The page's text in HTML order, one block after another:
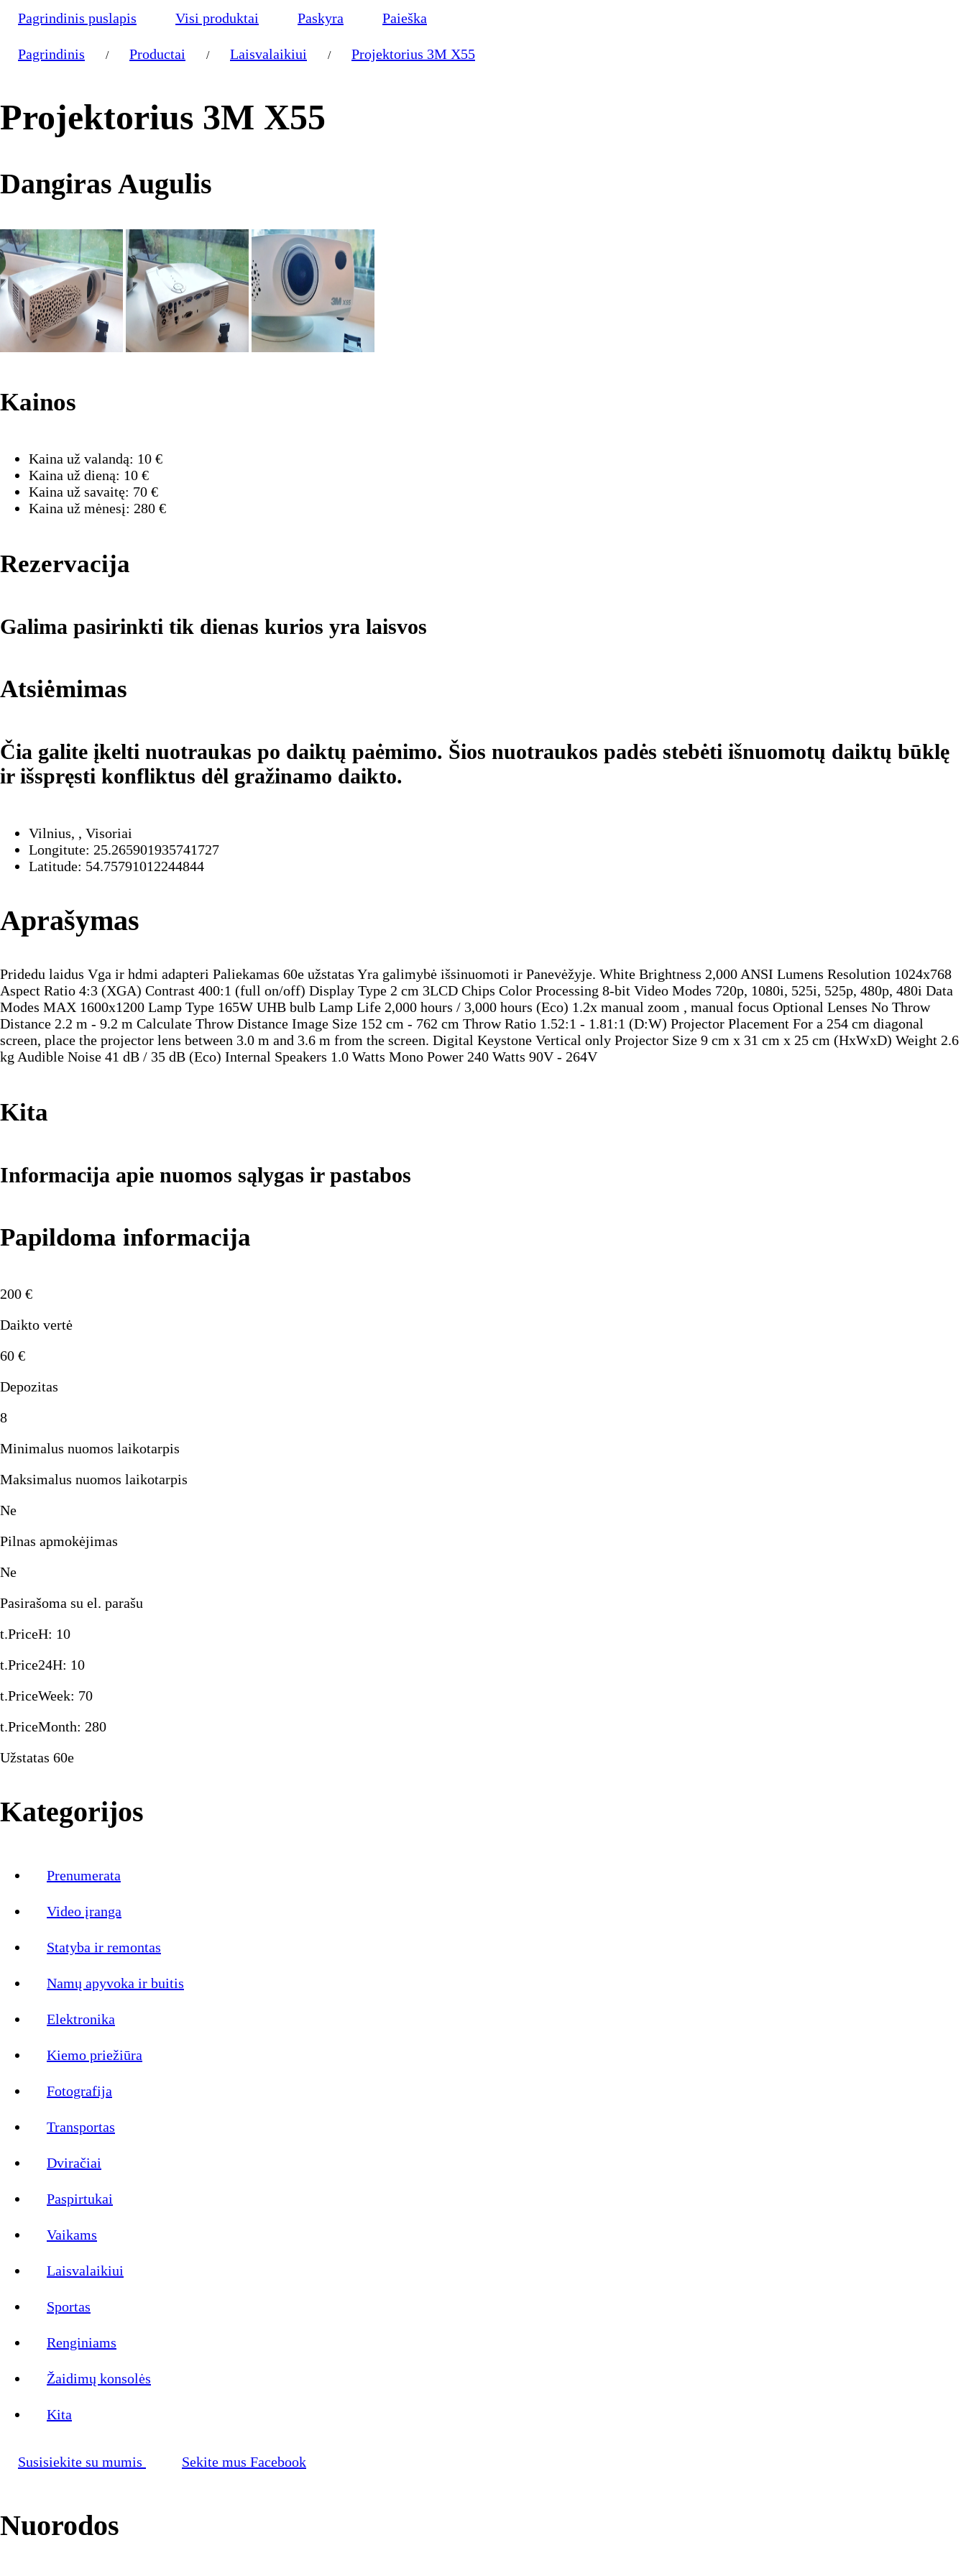
Pagrindinis puslapis Visi produktai Paskyra Paieška
Pagrindinis / Productai / Laisvalaikiui / Projektorius 3M X55
Projektorius 3M X55
Dangiras Augulis
Kainos
Kaina už valandą: 10 €
Kaina už dieną: 10 €
Kaina už savaitę: 70 €
Kaina už mėnesį: 280 €
Rezervacija
Galima pasirinkti tik dienas kurios yra laisvos
Atsiėmimas
Čia galite įkelti nuotraukas po daiktų paėmimo. Šios nuotraukos padės stebėti išnuomotų daiktų būklę
ir išspręsti konfliktus dėl gražinamo daikto.
Vilnius, , Visoriai
Longitute: 25.265901935741727
Latitude: 54.75791012244844
Aprašymas
Pridedu laidus Vga ir hdmi adapteri Paliekamas 60e užstatas Yra galimybė išsinuomoti ir Panevėžyje. White Brightness 2,000 ANSI Lumens Resolution 1024x768
Aspect Ratio 4:3 (XGA) Contrast 400:1 (full on/off) Display Type 2 cm 3LCD Chips Color Processing 8-bit Video Modes 720p, 1080i, 525i, 525p, 480p, 480i Data
Modes MAX 1600x1200 Lamp Type 165W UHB bulb Lamp Life 2,000 hours / 3,000 hours (Eco) 1.2x manual zoom , manual focus Optional Lenses No Throw
Distance 2.2 m - 9.2 m Calculate Throw Distance Image Size 152 cm - 762 cm Throw Ratio 1.52:1 - 1.81:1 (D:W) Projector Placement For a 254 cm diagonal
screen, place the projector lens between 3.0 m and 3.6 m from the screen. Digital Keystone Vertical only Projector Size 9 cm x 31 cm x 25 cm (HxWxD) Weight 2.6
kg Audible Noise 41 dB / 35 dB (Eco) Internal Speakers 1.0 Watts Mono Power 240 Watts 90V - 264V
Kita
Informacija apie nuomos sąlygas ir pastabos
Papildoma informacija
200 €
Daikto vertė
60 €
Depozitas
8
Minimalus nuomos laikotarpis
Maksimalus nuomos laikotarpis
Ne
Pilnas apmokėjimas
Ne
Pasirašoma su el. parašu
t.PriceH: 10
t.Price24H: 10
t.PriceWeek: 70
t.PriceMonth: 280
Užstatas 60e
Kategorijos
Prenumerata
Video įranga
Statyba ir remontas
Namų apyvoka ir buitis
Elektronika
Kiemo priežiūra
Fotografija
Transportas
Dviračiai
Paspirtukai
Vaikams
Laisvalaikiui
Sportas
Renginiams
Žaidimų konsolės
Kita
Susisiekite su mumis Sekite mus Facebook
Nuorodos